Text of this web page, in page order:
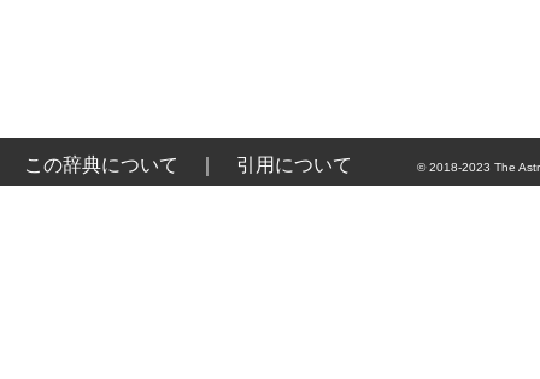
この辞典について 引用について © 2018-2023 The